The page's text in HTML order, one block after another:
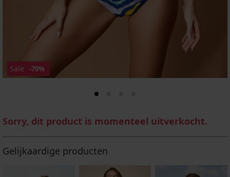
Sale -70%
Sorry, dit product is momenteel uitverkocht.
Gelijkaardige producten